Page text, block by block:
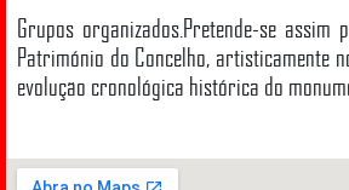
Grupos organizados.Pretende-se
Património do Concelho, artisticamente
evolução cronológica histórica do